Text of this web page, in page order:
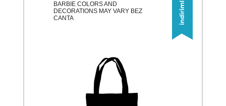
BARBIE COLORS AND
DECORATIONS MAY VARY BEZ
CANTA